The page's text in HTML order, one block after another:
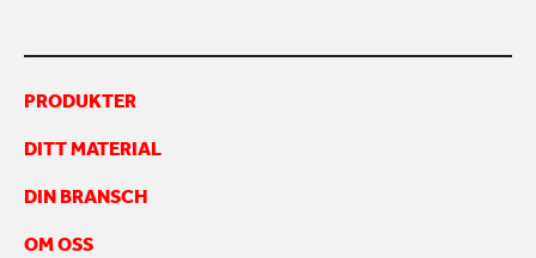
PRODUKTER
DITT MATERIAL
DIN BRANSCH
OM OSS